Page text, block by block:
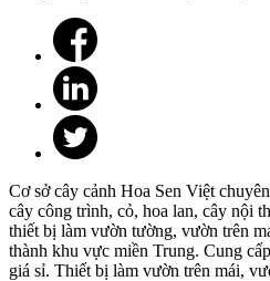
Cơ sở cây cảnh Hoa Sen Việt
cây công trình, cỏ, hoa lan, cây nội
thiết bị làm vườn tường, vườn trên
thành khu vực miền Trung. Cung
giá sỉ. Thiết bị làm vườn trên mái,